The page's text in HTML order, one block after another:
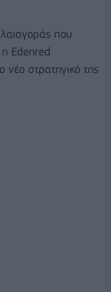
που
η Edenred
στρατηγικό της